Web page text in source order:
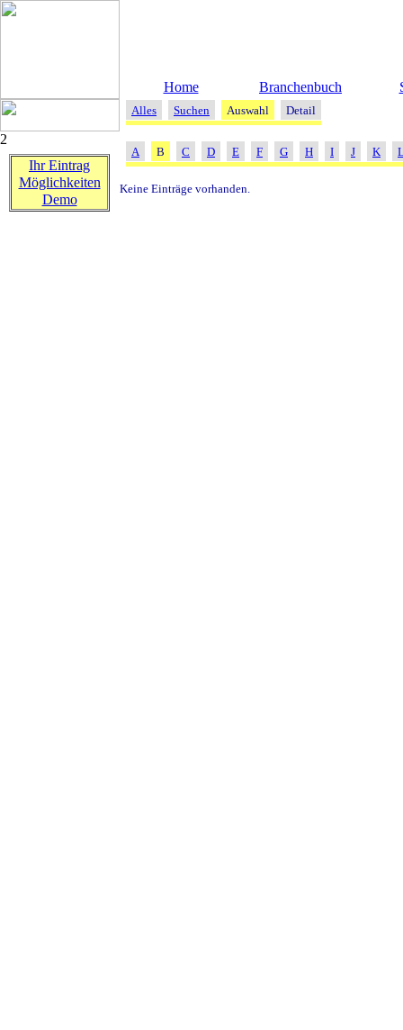
Home Branchenbuch
2
Ihr Eintrag
Möglichkeiten
Demo
Alles Suchen Auswahl Detail
A B C D E F G H I J K
Keine Einträge vorhanden.